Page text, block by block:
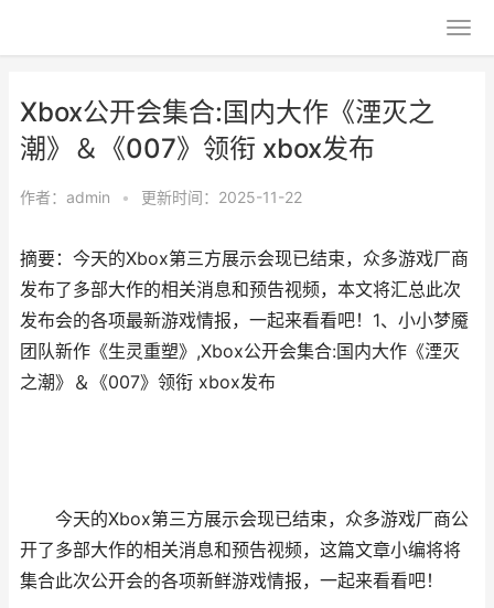
Xbox公开会集合:国内大作《湮灭之
潮》＆《007》领衔 xbox发布
作者： admin • 更新时间：2025-11-22
摘要：今天的Xbox第三方展示会现已结束，众多游戏厂商
发布了多部大作的相关消息和预告视频，本文将汇总此次
发布会的各项最新游戏情报，一起来看看吧！1、小小梦魇
团队新作《生灵重塑》,Xbox公开会集合:国内大作《湮灭
之潮》＆《007》领衔 xbox发布
今天的Xbox第三方展示会现已结束，众多游戏厂商公
开了多部大作的相关消息和预告视频，这篇文章小编将将
集合此次公开会的各项新鲜游戏情报，一起来看看吧！